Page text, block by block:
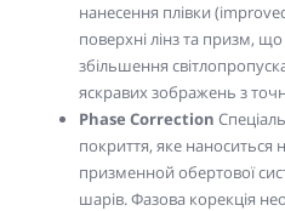
нанесення плівки
поверхні лінз та призм,
збільшення
яскравих зображень з
Phase Correction
покриття, яке наноситься
призменной обертової
шарів. Фазова корекція